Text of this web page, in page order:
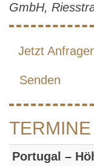
GmbH,
Jetzt
Senden
TERMINE
Portugal –